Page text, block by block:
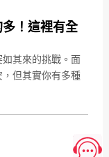
！這裡有全
其來的挑戰。面
但其實你有多種